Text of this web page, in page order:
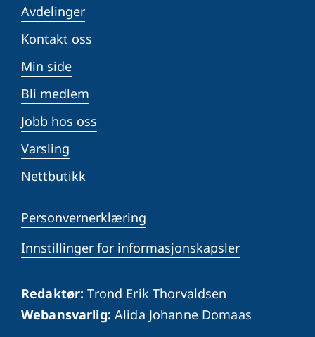
Avdelinger
Kontakt oss
Min side
Bli medlem
Jobb hos oss
Varsling
Nettbutikk
Personvernerklæring
Innstillinger for informasjonskapsler
Redaktør: Trond Erik Thorvaldsen
Webansvarlig: Alida Johanne Domaas